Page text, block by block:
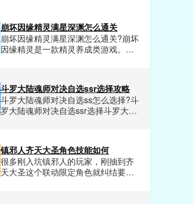
崩坏因缘精灵满星深渊怎么通关
崩坏因缘精灵满星深渊怎么通关?崩坏
因缘精灵是一款精灵养成类游戏。在
和兑换券等等，其中深渊副本算是难
度比较高的副本，迄今为止能够满星
通关的玩家很少，所以这里小编给大
斗罗大陆魂师对决自选ssr选择攻略
斗罗大陆魂师对决自选ss怎么选择?斗
罗大陆魂师对决自选ssr选择斗罗大陆
为大家带来了斗罗大陆魂师对决自选
ssr选择推荐，从控制系，辅助系，强
攻系和敏攻系展开，想选择到最合适
镇邪人齐天大圣角色技能如何
很多刚入坑镇邪人的玩家，刚抽到齐
天大圣这个联动限定角色就纠结要不